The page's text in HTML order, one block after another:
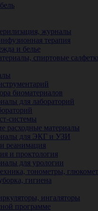
журналы
терапия
и белье
спиртовые
биоматериалов
для лабораторий
системы
расходные материалы
для ЭКГ и УЗИ
реанимация
и проктология
для урологии
тонометры,
гигиена
ингаляторы
программе